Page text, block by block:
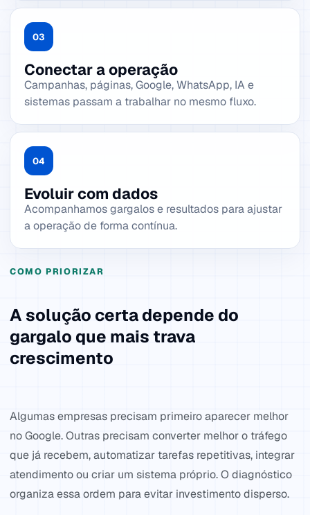
03
Conectar a operação
Campanhas, páginas, Google, WhatsApp, IA e
sistemas passam a trabalhar no mesmo fluxo.
04
Evoluir com dados
Acompanhamos gargalos e resultados para ajustar
a operação de forma contínua.
COMO PRIORIZAR
A solução certa depende do
gargalo que mais trava
crescimento
Algumas empresas precisam primeiro aparecer melhor
no Google. Outras precisam converter melhor o tráfego
que já recebem, automatizar tarefas repetitivas, integrar
atendimento ou criar um sistema próprio. O diagnóstico
organiza essa ordem para evitar investimento disperso.